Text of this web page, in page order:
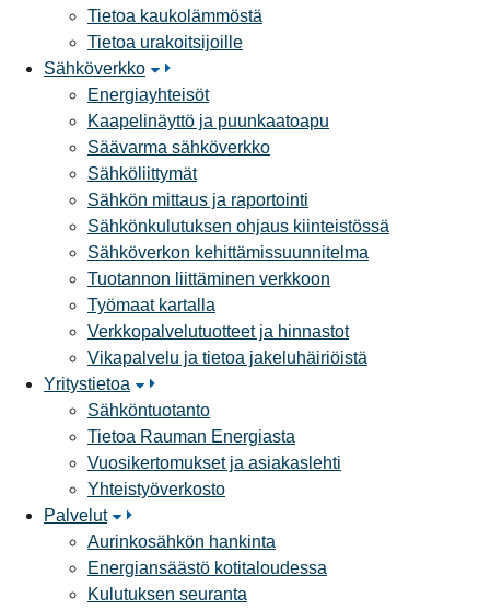
Tietoa kaukolämmöstä
Tietoa urakoitsijoille
Sähköverkko
Energiayhteisöt
Kaapelinäyttö ja puunkaatoapu
Säävarma sähköverkko
Sähköliittymät
Sähkön mittaus ja raportointi
Sähkönkulutuksen ohjaus kiinteistössä
Sähköverkon kehittämissuunnitelma
Tuotannon liittäminen verkkoon
Työmaat kartalla
Verkkopalvelutuotteet ja hinnastot
Vikapalvelu ja tietoa jakeluhäiriöistä
Yritystietoa
Sähköntuotanto
Tietoa Rauman Energiasta
Vuosikertomukset ja asiakaslehti
Yhteistyöverkosto
Palvelut
Aurinkosähkön hankinta
Energiansäästö kotitaloudessa
Kulutuksen seuranta